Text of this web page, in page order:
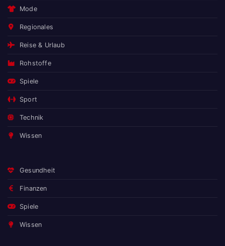
Mode
Regionales
Reise & Urlaub
Rohstoffe
Spiele
Sport
Technik
Wissen
Gesundheit
Finanzen
Spiele
Wissen